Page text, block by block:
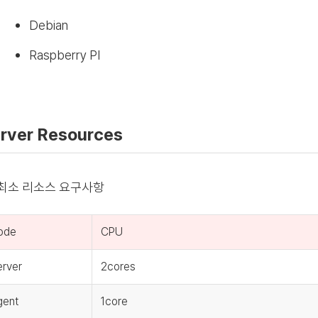
Debian
Raspberry PI
Resources
소 리소스 요구사항
CPU
2cores
1core